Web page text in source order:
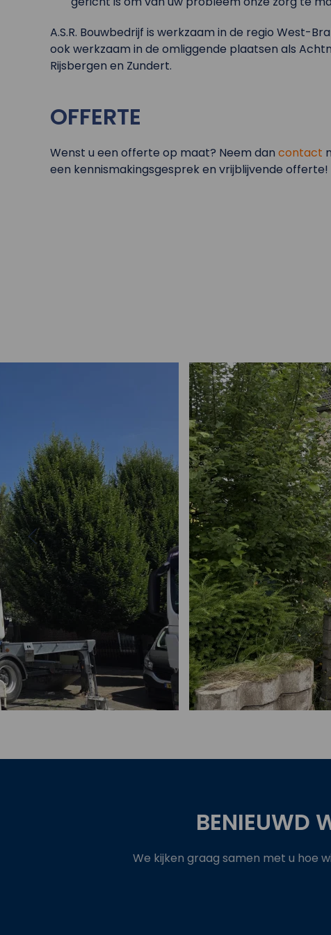
A.S.R. Bouwbedrijf is werkzaam in de regio West-
ook werkzaam in de omliggende plaatsen als
Rijsbergen en Zundert.
OFFERTE
Wenst u een offerte op maat? Neem dan contact
een kennismakingsgesprek en vrijblijvende offerte!
Bekijk project
BENIEUWD
We kijken graag samen met u hoe